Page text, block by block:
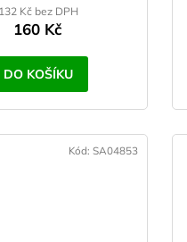
132 Kč bez DPH
160 Kč
DO KOŠÍKU
Kód: SA04853